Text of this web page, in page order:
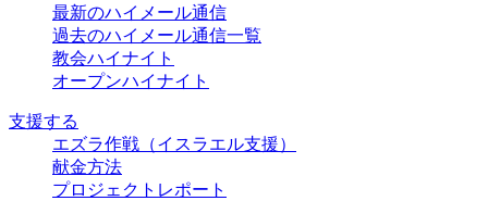
最新のハイメール通信
過去のハイメール通信一覧
教会ハイナイト
オープンハイナイト
支援する
エズラ作戦（イスラエル支援）
献金方法
プロジェクトレポート